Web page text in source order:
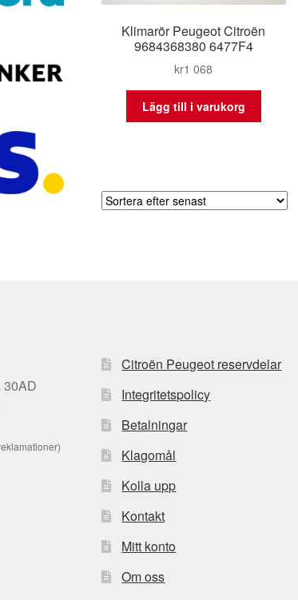
Klimarör Peugeot Citroën
9684368380 6477F4
kr1 068
Lägg till i varukorg
30AD
Citroën Peugeot reservdelar
Integritetspolicy
Betalningar
Klagomål
Kolla upp
Kontakt
Mitt konto
Om oss